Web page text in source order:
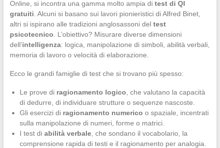
Online, si incontra una gamma molto ampia di test di QI
gratuiti . Alcuni si basano sui lavori pionieristici di Alfred Binet,
altri si ispirano alle tradizioni anglosassoni del test
psicotecnico . L’obiettivo? Misurare diverse dimensioni
dell’intelligenza: logica, manipolazione di simboli, abilità verbali,
memoria di lavoro o velocità di elaborazione.
Ecco le grandi famiglie di test che si trovano più spesso:
Le prove di ragionamento logico , che valutano la capacità
di dedurre, di individuare strutture o sequenze nascoste.
Gli esercizi di ragionamento numerico o spaziale, incentrati
sulla manipolazione di numeri, forme o matrici.
I test di abilità verbale, che sondano il vocabolario, la
comprensione rapida di testi e il ragionamento per analogia.